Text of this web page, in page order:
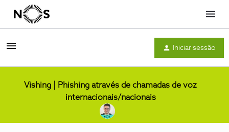
Menu
Iniciar sessão
Vishing | Phishing através de chamadas de voz
internacionais/nacionais